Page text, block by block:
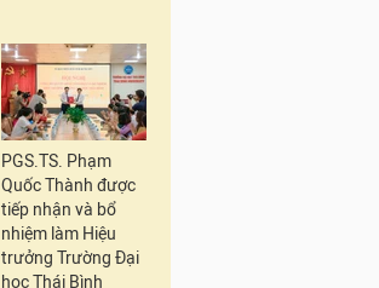
PGS.TS. Phạm
Quốc Thành được
tiếp nhận và bổ
nhiệm làm Hiệu
trưởng Trường Đại
học Thái Bình